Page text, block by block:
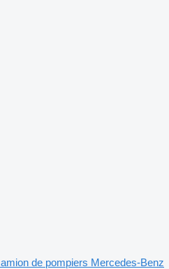
de pompiers Mercedes-Benz